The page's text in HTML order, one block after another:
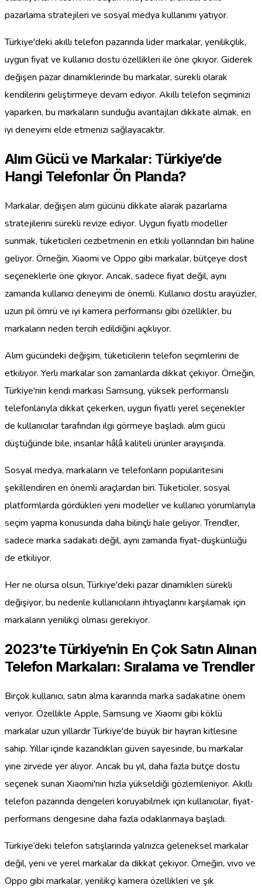
pazarlama stratejileri ve sosyal medya kullanımı yatıyor.
Türkiye'deki akıllı telefon pazarında lider markalar, yenilikçilik,
uygun fiyat ve kullanıcı dostu özellikleri ile öne çıkıyor. Giderek
değişen pazar dinamiklerinde bu markalar, sürekli olarak
kendilerini geliştirmeye devam ediyor. Akıllı telefon seçiminizi
yaparken, bu markaların sunduğu avantajları dikkate almak, en
iyi deneyimi elde etmenizi sağlayacaktır.
Alım Gücü ve Markalar: Türkiye’de
Hangi Telefonlar Ön Planda?
Markalar, değişen alım gücünü dikkate alarak pazarlama
stratejilerini sürekli revize ediyor. Uygun fiyatlı modeller
sunmak, tüketicileri cezbetmenin en etkili yollarından biri haline
geliyor. Örneğin, Xiaomi ve Oppo gibi markalar, bütçeye dost
seçeneklerle öne çıkıyor. Ancak, sadece fiyat değil, aynı
zamanda kullanıcı deneyimi de önemli. Kullanıcı dostu arayüzler,
uzun pil ömrü ve iyi kamera performansı gibi özellikler, bu
markaların neden tercih edildiğini açıklıyor.
Alım gücündeki değişim, tüketicilerin telefon seçimlerini de
etkiliyor. Yerli markalar son zamanlarda dikkat çekiyor. Örneğin,
Türkiye'nin kendi markası Samsung, yüksek performanslı
telefonlarıyla dikkat çekerken, uygun fiyatlı yerel seçenekler
de kullanıcılar tarafından ilgi görmeye başladı. alım gücü
düştüğünde bile, insanlar hâlâ kaliteli ürünler arayışında.
Sosyal medya, markaların ve telefonların popülaritesini
şekillendiren en önemli araçlardan biri. Tüketiciler, sosyal
platformlarda gördükleri yeni modeller ve kullanıcı yorumlarıyla
seçim yapma konusunda daha bilinçli hale geliyor. Trendler,
sadece marka sadakati değil, aynı zamanda fiyat-düşkünlüğü
de etkiliyor.
Her ne olursa olsun, Türkiye'deki pazar dinamikleri sürekli
değişiyor, bu nedenle kullanıcıların ihtiyaçlarını karşılamak için
markaların yenilikçi olması gerekiyor.
2023’te Türkiye’nin En Çok Satın Alınan
Telefon Markaları: Sıralama ve Trendler
Birçok kullanıcı, satın alma kararında marka sadakatine önem
veriyor. Özellikle Apple, Samsung ve Xiaomi gibi köklü
markalar uzun yıllardır Türkiye'de büyük bir hayran kitlesine
sahip. Yıllar içinde kazandıkları güven sayesinde, bu markalar
yine zirvede yer alıyor. Ancak bu yıl, daha fazla bütçe dostu
seçenek sunan Xiaomi'nin hızla yükseldiği gözlemleniyor. Akıllı
telefon pazarında dengeleri koruyabilmek için kullanıcılar, fiyat-
performans dengesine daha fazla odaklanmaya başladı.
Türkiye’deki telefon satışlarında yalnızca geleneksel markalar
değil, yeni ve yerel markalar da dikkat çekiyor. Örneğin, vivo ve
Oppo gibi markalar, yenilikçi kamera özellikleri ve şık